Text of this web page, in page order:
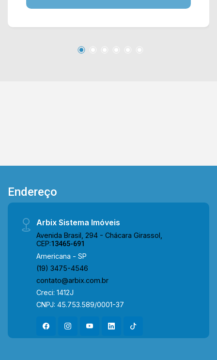
social; > 04 vagas de garagens. Localizado
restaurantes, bancos, postos de saúde e entre
a nossa equipe e agende a sua visita!!
Endereço
Arbix Sistema Imóveis
Avenida Brasil, 294 - Chácara Girassol,
CEP:13465-691
Americana - SP
(19) 3475-4546
contato@arbix.com.br
Creci: 1412J
CNPJ: 45.753.589/0001-37